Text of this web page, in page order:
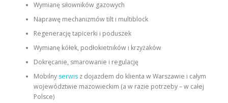
Wymianę siłowników gazowych
Naprawę mechanizmów tilt i multiblock
Regenerację tapicerki i poduszek
Wymianę kółek, podłokietników i krzyżaków
Dokręcanie, smarowanie i regulację
Mobilny serwisz dojazdem do klienta w Warszawie i całym
województwie mazowieckim (a w razie potrzeby – w całej
Polsce)